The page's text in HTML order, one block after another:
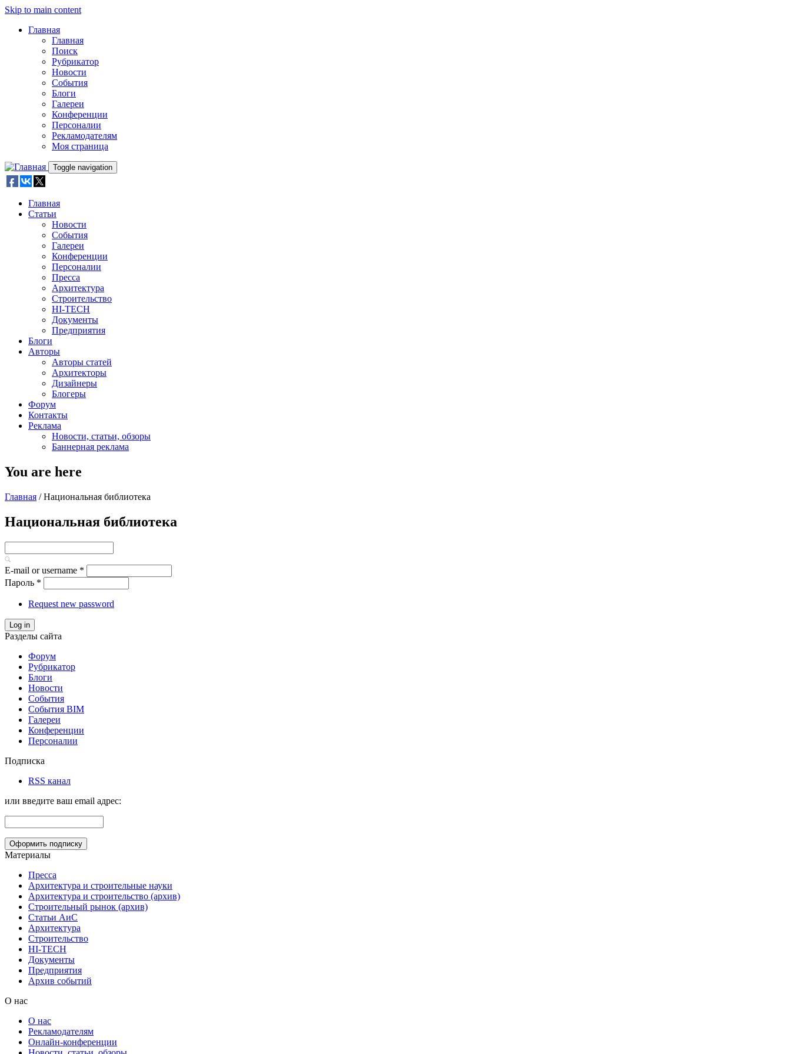
Skip to main content
Главная
Главная
Поиск
Рубрикатор
Новости
События
Блоги
Галереи
Конференции
Персоналии
Рекламодателям
Моя страница
Toggle navigation
Главная
Статьи
Новости
События
Галереи
Конференции
Персоналии
Пресса
Архитектура
Строительство
HI-TECH
Документы
Предприятия
Блоги
Авторы
Авторы статей
Архитекторы
Дизайнеры
Блогеры
Форум
Контакты
Реклама
Новости, статьи, обзоры
Баннерная реклама
You are here
Главная / Национальная библиотека
Национальная библиотека
E-mail or username *
Пароль *
Request new password
Log in
Разделы сайта
Форум
Рубрикатор
Блоги
Новости
События
События BIM
Галереи
Конференции
Персоналии
Подписка
RSS канал
или введите ваш email адрес:
Материалы
Пресса
Архитектура и строительные науки
Архитектура и строительство (архив)
Строительный рынок (архив)
Статьи АиС
Архитектура
Строительство
HI-TECH
Документы
Предприятия
Архив событий
О нас
О нас
Рекламодателям
Онлайн-конференции